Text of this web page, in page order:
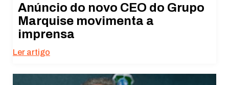
Anúncio do novo CEO do Grupo
Marquise movimenta a
imprensa
Ler artigo